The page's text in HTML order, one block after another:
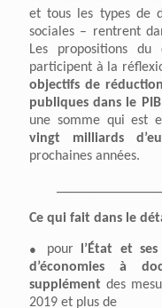
et tous les types de
sociales – rentrent
Les propositions
participent à la
objectifs de
publiques dans le
une somme qui est
vingt milliards
prochaines années.
Ce qui fait dans le
● pour
l’État et
d’économies à
supplément des
2019 et plus de